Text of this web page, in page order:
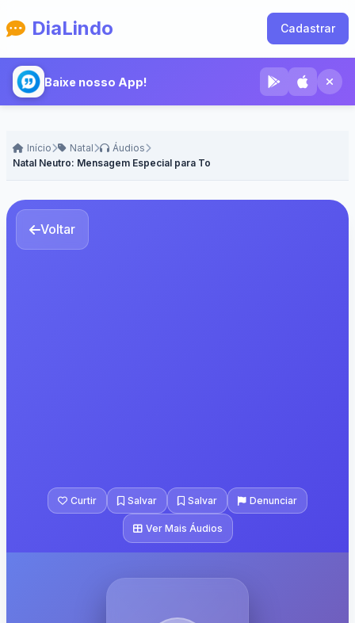
DiaLindo Cadastrar
Baixe nosso App!
Início Natal
Áudios
Natal Neutro: Mensagem Especial para Todos
Voltar
Curtir Salvar Salvar Denunciar
Ver Mais Áudios